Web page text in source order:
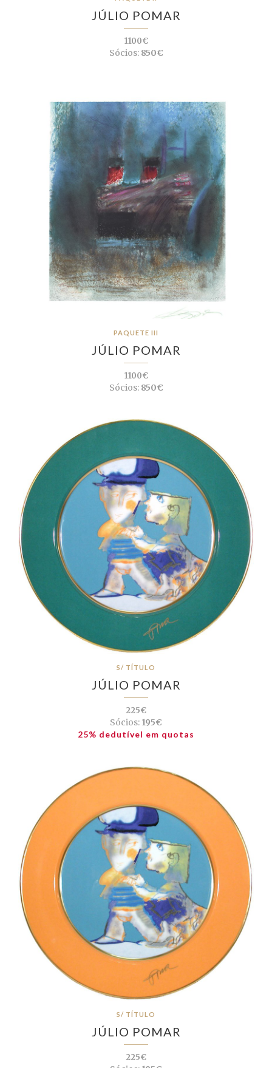
JÚLIO POMAR
1100€
Sócios:850€
PAQUETE III
JÚLIO POMAR
1100€
Sócios:850€
S/ TÍTULO
JÚLIO POMAR
225€
Sócios: 195€
25% dedutível em quotas
S/ TÍTULO
JÚLIO POMAR
225€